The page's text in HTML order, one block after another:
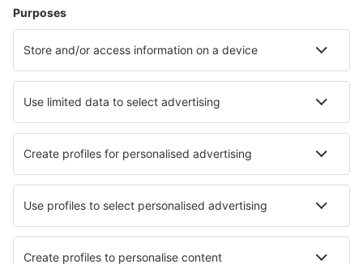
Hoteluri în Westerland
Hoteluri în Reit im Winkl Hoteluri în Hohwacht
Hoteluri în Eckernforde Hoteluri în Tossens
Cele mai bune hoteluri - orașe
Hoteluri în La Ferté-Imbault Hoteluri în Three Rivers
Hoteluri în Evanston Hoteluri Fachinal
Hoteluri în Stalos Hoteluri în Kepno